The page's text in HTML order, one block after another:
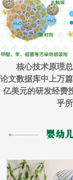
核心技术原理
论文数据库中上万
亿美元的研发经费
乎